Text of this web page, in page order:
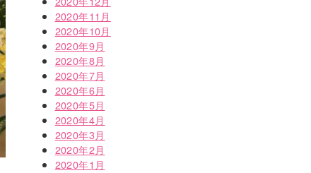
2020年11月
2020年10月
2020年9月
2020年8月
2020年7月
2020年6月
2020年5月
2020年4月
2020年3月
2020年2月
2020年1月